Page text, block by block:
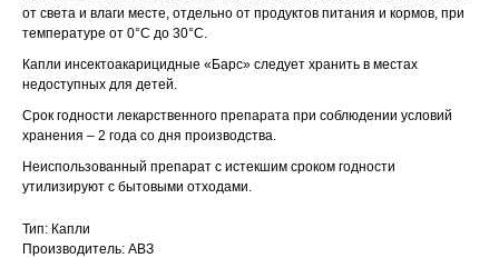
от света и влаги месте, отдельно от продуктов питания и кормов, при
температуре от 0°С до 30°С.
Капли инсектоакарицидные «Барс» следует хранить в местах
недоступных для детей.
Срок годности лекарственного препарата при соблюдении условий
хранения – 2 года со дня производства.
Неиспользованный препарат с истекшим сроком годности
утилизируют с бытовыми отходами.
Тип: Капли
Производитель: АВЗ